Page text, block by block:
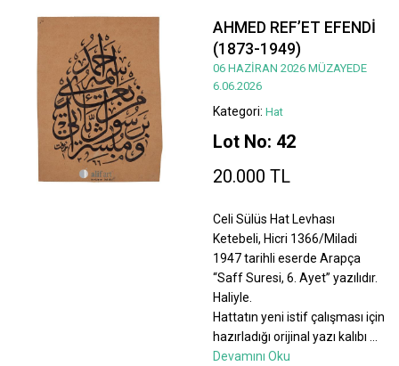
AHMED REF’ET EFENDİ
(1873-1949)
06 HAZİRAN 2026 MÜZAYEDE
6.06.2026
Kategori: Hat
Lot No: 42
20.000 TL
Celi Sülüs Hat Levhası
Ketebeli, Hicri 1366/Miladi
1947 tarihli eserde Arapça
“Saff Suresi, 6. Ayet” yazılıdır.
Haliyle.
Hattatın yeni istif çalışması için
hazırladığı orijinal yazı kalıbı
Devamını Oku